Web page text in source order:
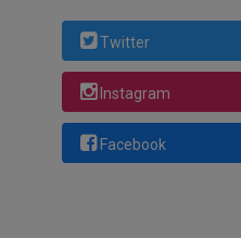
Twitter
Instagram
Facebook